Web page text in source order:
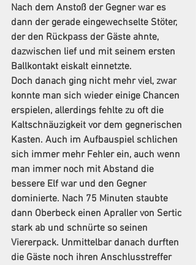
Nach dem Anstoß der Gegner war es
dann der gerade eingewechselte Stöter,
der den Rückpass der Gäste ahnte,
dazwischen lief und mit seinem ersten
Ballkontakt eiskalt einnetzte.
Doch danach ging nicht mehr viel, zwar
konnte man sich wieder einige Chancen
erspielen, allerdings fehlte zu oft die
Kaltschnäuzigkeit vor dem gegnerischen
Kasten. Auch im Aufbauspiel schlichen
sich immer mehr Fehler ein, auch wenn
man immer noch mit Abstand die
bessere Elf war und den Gegner
dominierte. Nach 75 Minuten staubte
dann Oberbeck einen Apraller von Sertic
stark ab und schnürte so seinen
Viererpack. Unmittelbar danach durften
die Gäste noch ihren Anschlusstreffer